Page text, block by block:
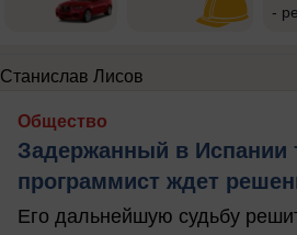
-
Станислав Лисов
Общество
Задержанный в Испании
программист ждет
Его дальнейшую судьбу